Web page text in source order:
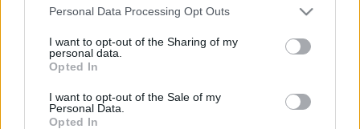
Please note that this website/app uses one or more Google
not limited to your visit or usage behaviour. You may click to
grant or deny consent to Google and its third-party tags to
use your data for below specified purposes in below Google
consent section.
Personal Data Processing Opt Outs
I want to opt-out of the Sharing of my
personal data.
Opted In
I want to opt-out of the Sale of my
Personal Data.
Opted In
Országos hírek
továbbképzésekkel erősít a Gál Ferenc
Egyetem
Országos hírek